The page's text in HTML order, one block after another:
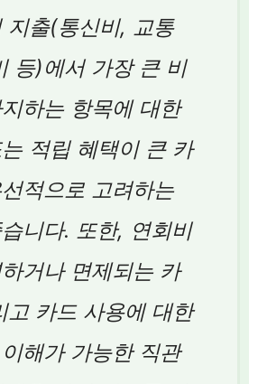
지출(통신비, 교통
등)에서 가장 큰 비
하는 항목에 대한
적립 혜택이 큰 카
적으로 고려하는
니다. 또한, 연회비
거나 면제되는 카
고 카드 사용에 대한
해가 가능한 직관